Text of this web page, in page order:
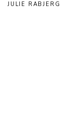
JULIE RABJERG